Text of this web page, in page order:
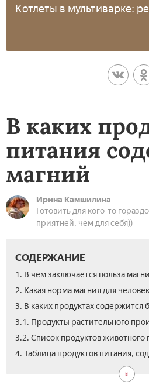
Котлеты в мультиварке:
В каких
питания
магний
Ирина Камшилина
Готовить для кого-то гораздо
приятней, чем для себя))
СОДЕРЖАНИЕ
1. В чем заключается польза
2. Какая норма магния для
3. В каких продуктах содержится
3.1. Продукты растительного
3.2. Список продуктов
4. Таблица продуктов питания,